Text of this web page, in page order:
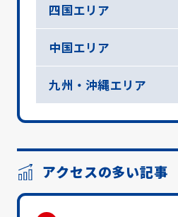
四国エリア
中国エリア
九州・沖縄エリア
アクセスの多い記事